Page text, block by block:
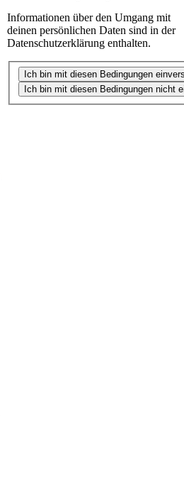
Informationen über den Umgang mit
deinen persönlichen Daten sind in der
Datenschutzerklärung enthalten.